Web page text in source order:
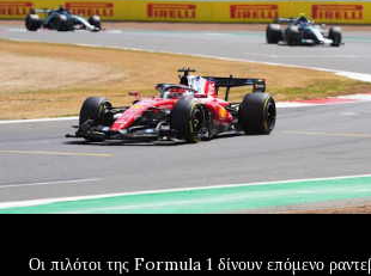
Οι πιλότοι της Formula 1 δίνουν επόμενο